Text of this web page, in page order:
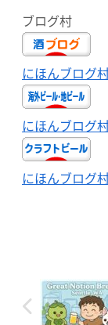
ブログ村
にほんブログ
にほんブログ
にほんブログ